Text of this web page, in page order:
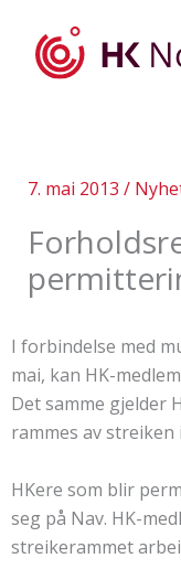
7. mai 2013 /
I forbindelse med
mai, kan HK-
Det samme gjelder
rammes av streiken
HKere som blir
seg på Nav. HK-
streikerammet